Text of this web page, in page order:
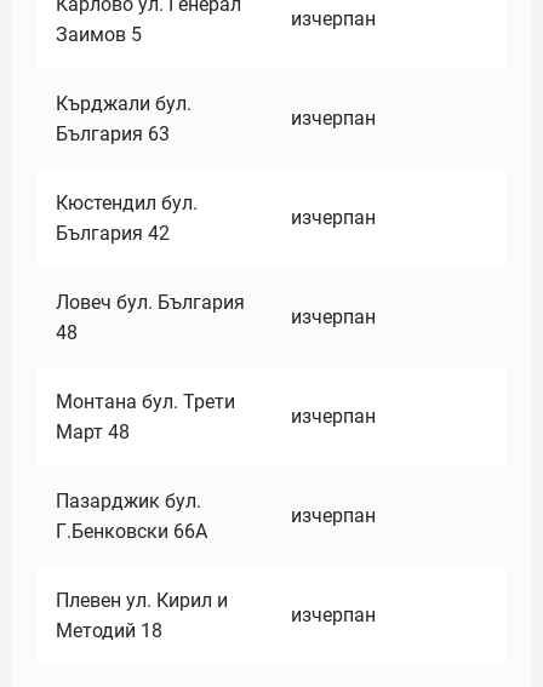
Заимов 5
изчерпан
Кърджали бул.
България 63
изчерпан
Кюстендил бул.
България 42
изчерпан
Ловеч бул. България
48
изчерпан
Монтана бул. Трети
Март 48
изчерпан
Пазарджик бул.
Г.Бенковски 66А
изчерпан
Плевен ул. Кирил и
Методий 18
изчерпан